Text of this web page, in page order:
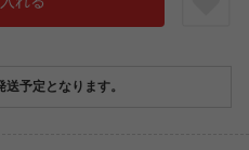
予定となります。